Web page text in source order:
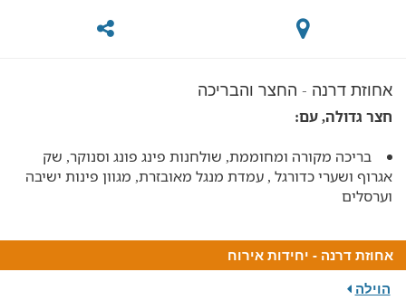
אחוזת דרנה - החצר והבריכה
חצר גדולה, עם:
בריכה מקורה ומחוממת, שולחנות פינג פונג וסנוקר, שק
אגרוף ושערי כדורגל , עמדת מנגל מאובזרת, מגוון פינות ישיבה
וערסלים
אחוזת דרנה - יחידות אירוח
הוילה